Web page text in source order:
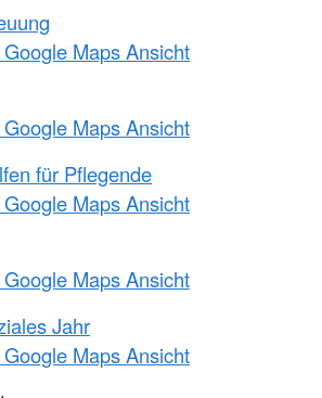
Maps Ansicht
Maps Ansicht
für Pflegende
Maps Ansicht
Maps Ansicht
Jahr
Maps Ansicht